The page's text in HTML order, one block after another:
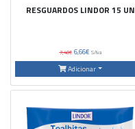
RESGUARDOS LINDOR 15 UN
7,40€ 6,66€ S/Iva
Adicionar